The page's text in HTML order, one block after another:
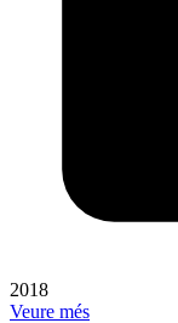
2018
Veure més